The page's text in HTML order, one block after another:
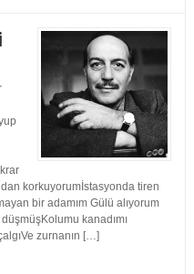
korkuyorumİstasyonda tiren
bir adamım Gülü alıyorum
kanadımı
zurnanın […]